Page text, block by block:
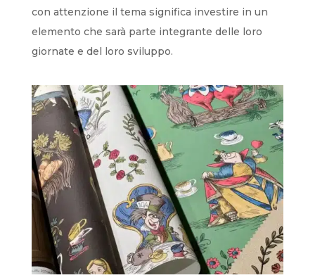
con attenzione il tema significa investire in un
elemento che sarà parte integrante delle loro
giornate e del loro sviluppo.